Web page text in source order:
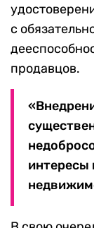
с
продавцов.
интересы